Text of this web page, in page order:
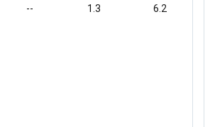
-- 1.3 6.2